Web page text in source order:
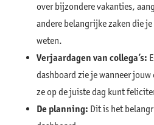
over bijzondere vakanties,
andere belangrijke zaken die
weten.
Verjaardagen van collega’s:
dashboard zie je wanneer
ze op de juiste dag kunt
De planning: Dit is het